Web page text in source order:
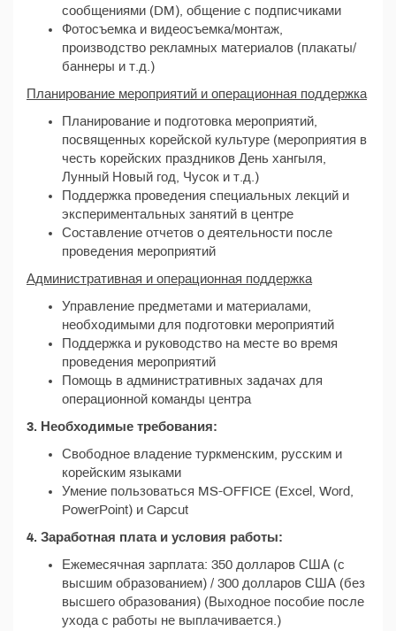
сообщениями (DM), общение с подписчиками
Фотосъемка и видеосъемка/монтаж,
производство рекламных материалов (плакаты/
баннеры и т.д.)
Планирование мероприятий и операционная поддержка
Планирование и подготовка мероприятий,
посвященных корейской культуре (мероприятия в
честь корейских праздников День хангыля,
Лунный Новый год, Чусок и т.д.)
Поддержка проведения специальных лекций и
экспериментальных занятий в центре
Составление отчетов о деятельности после
проведения мероприятий
Административная и операционная поддержка
Управление предметами и материалами,
необходимыми для подготовки мероприятий
Поддержка и руководство на месте во время
проведения мероприятий
Помощь в административных задачах для
операционной команды центра
3. Необходимые требования:
Свободное владение туркменским, русским и
корейским языками
Умение пользоваться MS-OFFICE (Excel, Word,
PowerPoint) и Capсut
4. Заработная плата и условия работы:
Ежемесячная зарплата: 350 долларов США (с
высшим образованием) / 300 долларов США (без
высшего образования) (Выходное пособие после
ухода с работы не выплачивается.)